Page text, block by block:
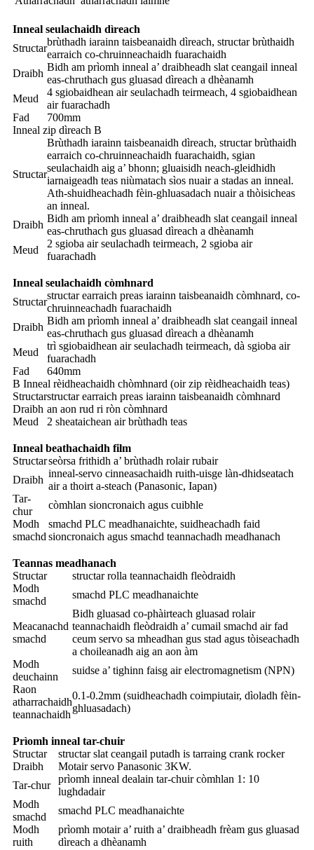
Inneal seulachaidh dìreach
Structar
brùthadh iarainn taisbeanaidh dìreach, structar brùthaidh
earraich co-chruinneachaidh fuarachaidh
Draibh
Bidh am prìomh inneal a’ draibheadh ​​slat ceangail inneal
eas-chruthach gus gluasad dìreach a dhèanamh
Meud
4 sgiobaidhean air seulachadh teirmeach, 4 sgiobaidhean
air fuarachadh
Fad
700mm
Inneal zip dìreach B
Structar
Brùthadh iarainn taisbeanaidh dìreach, structar brùthaidh
earraich co-chruinneachaidh fuarachaidh, sgian
seulachaidh aig a’ bhonn; gluaisidh neach-gleidhidh
iarnaigeadh teas niùmatach sìos nuair a stadas an inneal.
Ath-shuidheachadh fèin-ghluasadach nuair a thòisicheas
an inneal.
Draibh
Bidh am prìomh inneal a’ draibheadh ​​slat ceangail inneal
eas-chruthach gus gluasad dìreach a dhèanamh
Meud
2 sgioba air seulachadh teirmeach, 2 sgioba air
fuarachadh
Inneal seulachaidh còmhnard
Structar
structar earraich preas iarainn taisbeanaidh còmhnard, co-
chruinneachadh fuarachaidh
Draibh
Bidh am prìomh inneal a’ draibheadh ​​slat ceangail inneal
eas-chruthach gus gluasad dìreach a dhèanamh
Meud
trì sgiobaidhean air seulachadh teirmeach, dà sgioba air
fuarachadh
Fad
640mm
B Inneal rèidheachaidh chòmhnard (oir zip rèidheachaidh teas)
Structarstructar earraich preas iarainn taisbeanaidh còmhnard
Draibh an aon rud ri ròn còmhnard
Meud
2 sheataichean air brùthadh teas
Inneal beathachaidh film
Structarseòrsa frithidh a’ brùthadh rolair rubair
Draibh
inneal-servo cinneasachaidh ruith-uisge làn-dhidseatach
air a thoirt a-steach (Panasonic, Iapan)
Tar-
chur
còmhlan sioncronaich agus cuibhle
Modh
smachd
smachd PLC meadhanaichte, suidheachadh faid
sioncronaich agus smachd teannachadh meadhanach
Teannas meadhanach
Structar
structar rolla teannachaidh fleòdraidh
Modh
smachd
smachd PLC meadhanaichte
Meacanachd
smachd
Bidh gluasad co-phàirteach gluasad rolair
teannachaidh fleòdraidh a’ cumail smachd air fad
ceum servo sa mheadhan gus stad agus tòiseachadh
a choileanadh aig an aon àm
Modh
deuchainn
suidse a’ tighinn faisg air electromagnetism (NPN)
Raon
atharrachaidh
teannachaidh
0.1-0.2mm (suidheachadh coimpiutair, dìoladh fèin-
ghluasadach)
Prìomh inneal tar-chuir
Structar
structar slat ceangail putadh is tarraing crank rocker
Draibh
Motair servo Panasonic 3KW.
Tar-chur
prìomh inneal dealain tar-chuir còmhlan 1: 10
lughdadair
Modh
smachd
smachd PLC meadhanaichte
Modh
ruith
prìomh motair a’ ruith a’ draibheadh ​​​​frèam gus gluasad
dìreach a dhèanamh